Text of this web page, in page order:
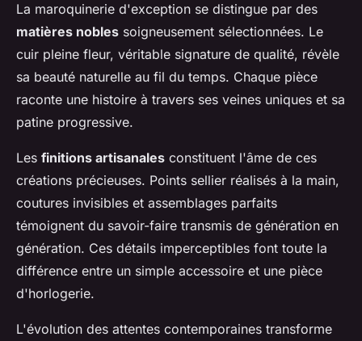
La maroquinerie d'exception se distingue par des
matières nobles soigneusement sélectionnées. Le
cuir pleine fleur, véritable signature de qualité, révèle
sa beauté naturelle au fil du temps. Chaque pièce
raconte une histoire à travers ses veines uniques et sa
patine progressive.
Les finitions artisanales constituent l'âme de ces
créations précieuses. Points sellier réalisés à la main,
coutures invisibles et assemblages parfaits
témoignent du savoir-faire transmis de génération en
génération. Ces détails imperceptibles font toute la
différence entre un simple accessoire et une pièce
d'horlogerie.
L'évolution des attentes contemporaines transforme